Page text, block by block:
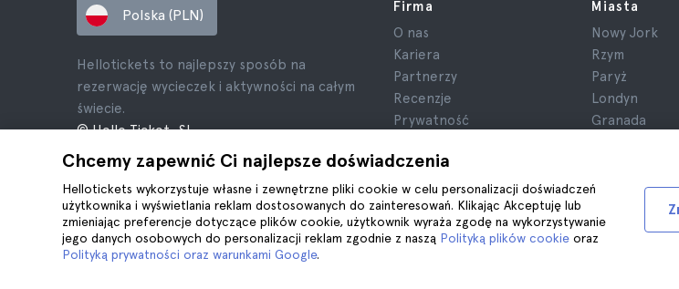
Chcemy zapewnić Ci najlepsze doświadczenia
Hellotickets wykorzystuje własne i zewnętrzne pliki cookie w celu personalizacji doświadczeń
użytkownika i wyświetlania reklam dostosowanych do zainteresowań. Klikając Akceptuję lub
zmieniając preferencje dotyczące plików cookie, użytkownik wyraża zgodę na wykorzystywanie
jego danych osobowych do personalizacji reklam zgodnie z naszą Polityką plików cookie oraz
Polityką prywatności oraz warunkami Google.
Polska (PLN)
Hellotickets to najlepszy sposób na
rezerwację wycieczek i aktywności na całym
świecie.
© Hello Ticket, SL.
Firma
O nas
Kariera
Partnerzy
Recenzje
Prywatność
Informacje prawne
Pliki cookie
Miasta
Nowy Jork
Rzym
Paryż
Londyn
Granada